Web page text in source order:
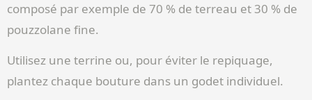
composé par exemple de 70 % de terreau et 30 % de
pouzzolane fine.
Utilisez une terrine ou, pour éviter le repiquage,
plantez chaque bouture dans un godet individuel.